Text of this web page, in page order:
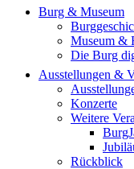
Burg & Museum
Museum &
Die Burg
Ausstellungen &
Konzerte
Weitere
Rückblick